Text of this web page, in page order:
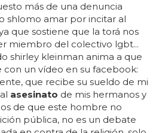
más de una denuncia
shlomo amar por incitar al
que sostiene que la torá nos
miembro del colectivo lgbt...
shirley kleinman anima a que
un vídeo en su facebook:
que recibe su sueldo de mi
asesinato de mis hermanos y
de que este hombre no
pública, no es un debate